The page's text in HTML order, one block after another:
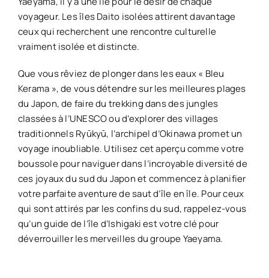
voyageur. Les îles Daito isolées attirent davantage
ceux qui recherchent une rencontre culturelle
vraiment isolée et distincte.
Que vous rêviez de plonger dans les eaux « Bleu
Kerama », de vous détendre sur les meilleures plages
du Japon, de faire du trekking dans des jungles
classées à l’UNESCO ou d’explorer des villages
traditionnels Ryūkyū, l’archipel d’Okinawa promet un
voyage inoubliable. Utilisez cet aperçu comme votre
boussole pour naviguer dans l’incroyable diversité de
ces joyaux du sud du Japon et commencez à planifier
votre parfaite aventure de saut d’île en île. Pour ceux
qui sont attirés par les confins du sud, rappelez-vous
qu’unguide de l’île d’Ishigakiest votre clé pour
déverrouiller les merveilles du groupe Yaeyama.